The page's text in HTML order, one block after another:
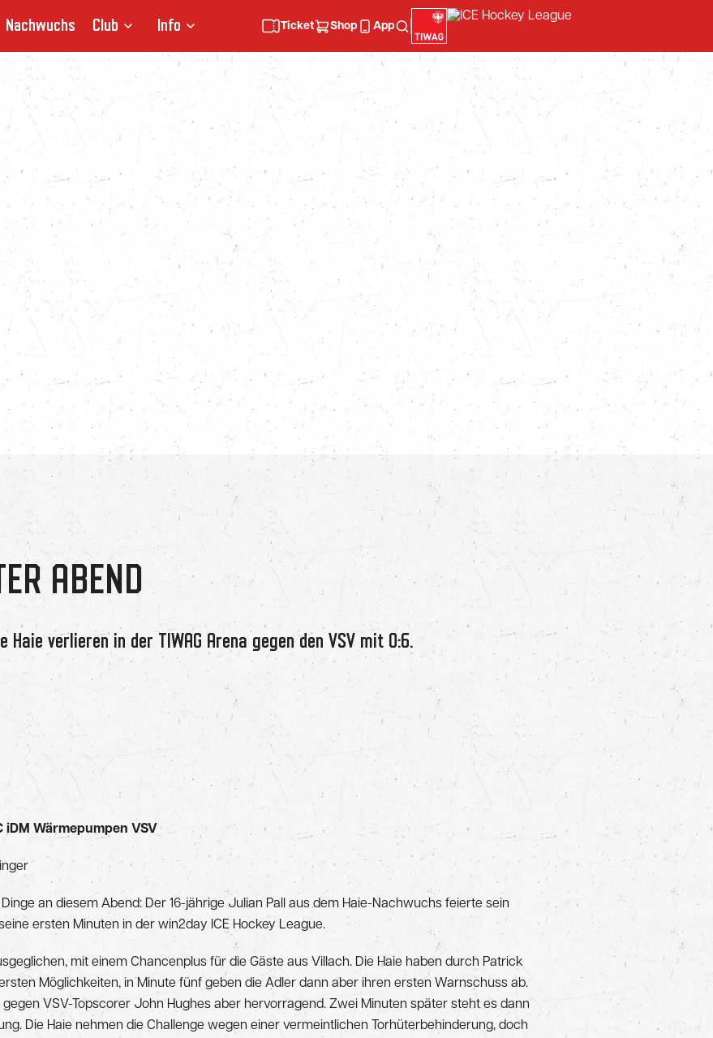
Nachwuchs Club Info Ticket Shop App
ABEND
Haie verlieren in der TIWAG Arena gegen den VSV mit 0:6.
iDM Wärmepumpen VSV
an diesem Abend: Der 16-jährige Julian Pall aus dem Haie-Nachwuchs feierte sein
ersten Minuten in der win2day ICE Hockey League.
mit einem Chancenplus für die Gäste aus Villach. Die Haie haben durch Patrick
Möglichkeiten, in Minute fünf geben die Adler dann aber ihren ersten Warnschuss ab.
VSV-Topscorer John Hughes aber hervorragend. Zwei Minuten später steht es dann
Die Haie nehmen die Challenge wegen einer vermeintlichen Torhüterbehinderung, doch